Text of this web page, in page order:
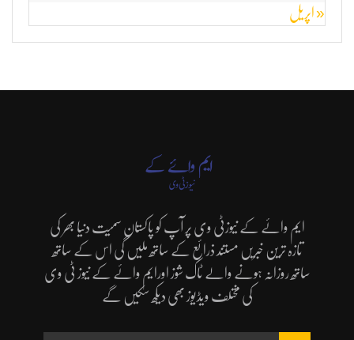
« اپریل
ایم وائے کے نیوزٹی وی پر آپ کو پاکستان سمیت دنیا بھر کی
تازہ ترین خبریں مستند ذرائع کے ساتھ ملیں گی اس کے ساتھ
ساتھ روزانہ ہونے والے ٹاک شوز اورایم وائے کے نیوز ٹی وی
کی مختلف ویڈیوز بھی دیکھ سکیں گے